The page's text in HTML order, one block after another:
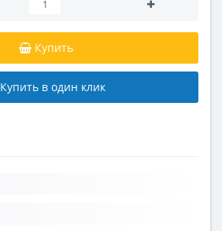
Купить
Купить в один клик